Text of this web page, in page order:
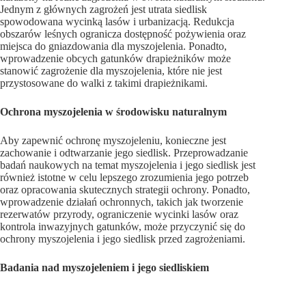
Jednym z głównych zagrożeń jest utrata siedlisk
spowodowana wycinką lasów i urbanizacją. Redukcja
obszarów leśnych ogranicza dostępność pożywienia oraz
miejsca do gniazdowania dla myszojelenia. Ponadto,
wprowadzenie obcych gatunków drapieżników może
stanowić zagrożenie dla myszojelenia, które nie jest
przystosowane do walki z takimi drapieżnikami.
Ochrona myszojelenia w środowisku naturalnym
Aby zapewnić ochronę myszojeleniu, konieczne jest
zachowanie i odtwarzanie jego siedlisk. Przeprowadzanie
badań naukowych na temat myszojelenia i jego siedlisk jest
również istotne w celu lepszego zrozumienia jego potrzeb
oraz opracowania skutecznych strategii ochrony. Ponadto,
wprowadzenie działań ochronnych, takich jak tworzenie
rezerwatów przyrody, ograniczenie wycinki lasów oraz
kontrola inwazyjnych gatunków, może przyczynić się do
ochrony myszojelenia i jego siedlisk przed zagrożeniami.
Badania nad myszojeleniem i jego siedliskiem